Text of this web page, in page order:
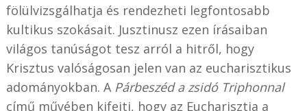
fölülvizsgálhatja és rendezheti legfontosabb
kultikus szokásait. Jusztinusz ezen írásaiban
világos tanúságot tesz arról a hitről, hogy
Krisztus valóságosan jelen van az eucharisztikus
adományokban. A Párbeszéd a zsidó Triphonnal
című művében kifejti, hogy az Eucharisztia a